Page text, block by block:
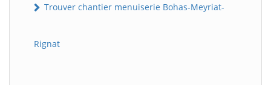
Trouver chantier menuiserie Bohas-Meyriat-
Rignat